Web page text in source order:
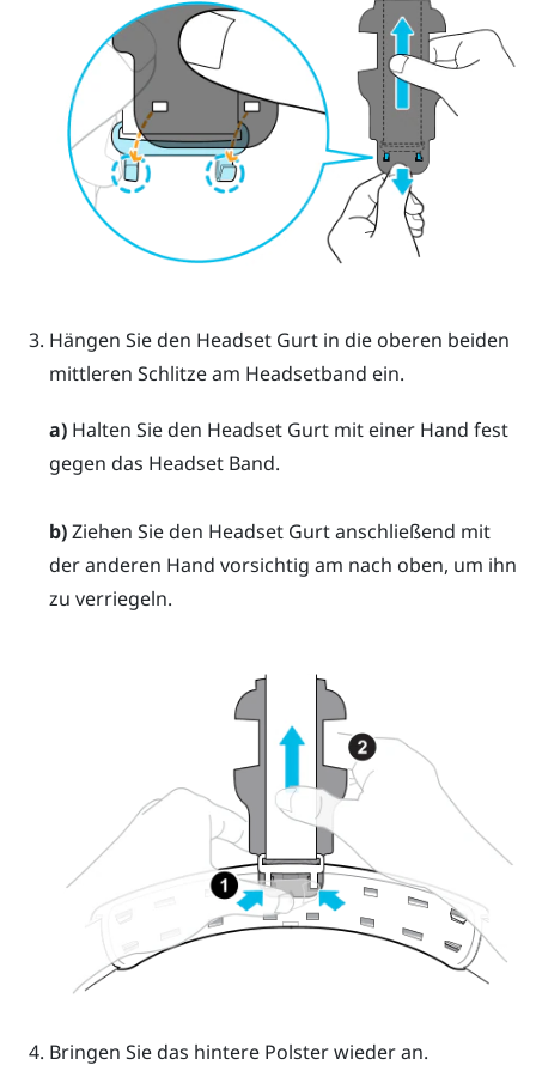
Hängen Sie den Headset Gurt in die oberen beiden
mittleren Schlitze am Headsetband ein.
a)Halten Sie den Headset Gurt mit einer Hand fest
gegen das Headset Band.
b)Ziehen Sie den Headset Gurt anschließend mit
der anderen Hand vorsichtig am nach oben, um ihn
zu verriegeln.
Bringen Sie das hintere Polster wieder an.